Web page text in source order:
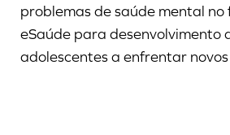
problemas de saúde mental
eSaúde para desenvolvimento
adolescentes a enfrentar